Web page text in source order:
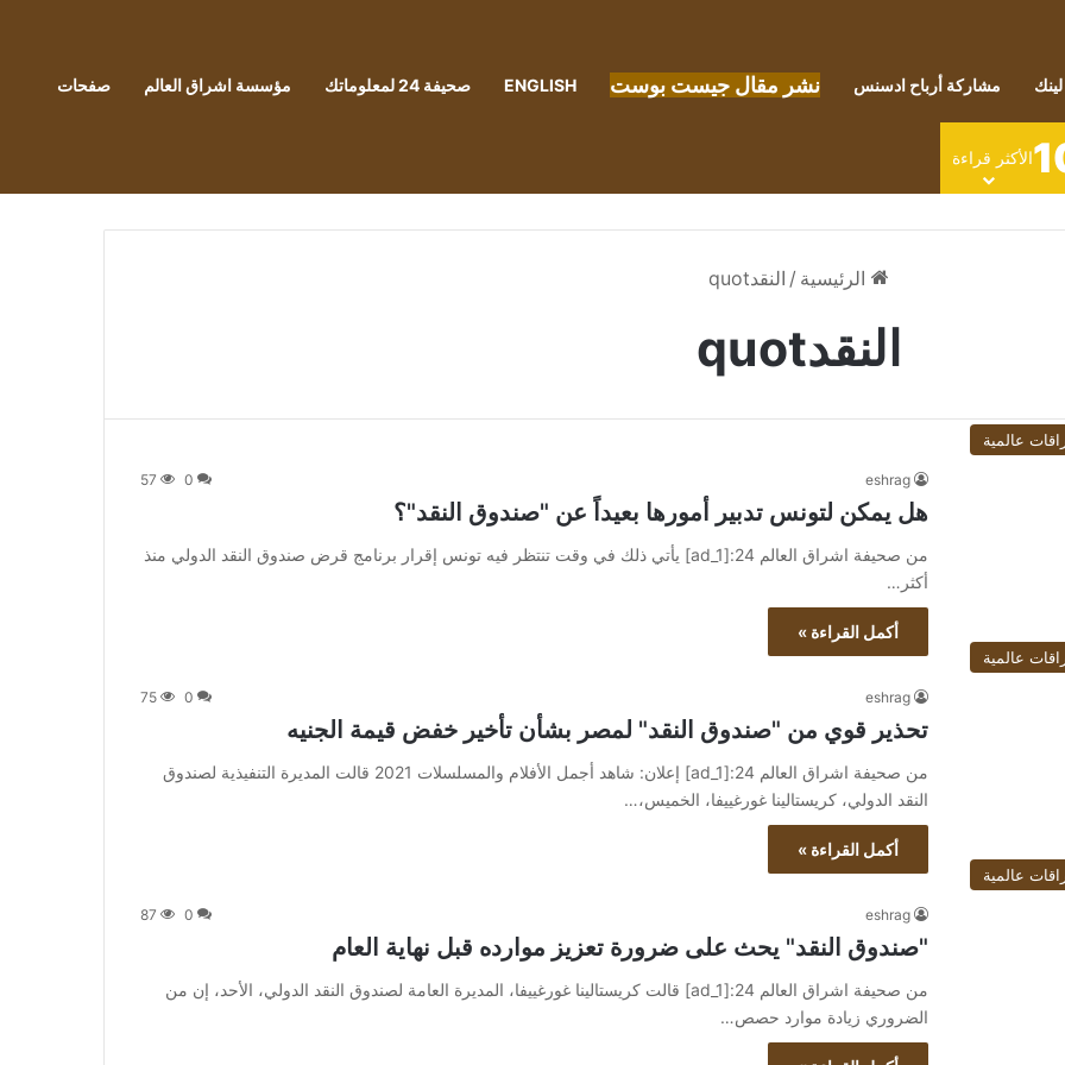
مشاركة أرباح ادسنس نشر مقال جيست بوست ENGLISH صحيفة 24 لمعلوماتك مؤسسة اشراق العالم صفحات
الأكثر قراءة
الرئيسية / النقدquot
النقدquot
عالمية
eshrag
0
57
هل يمكن لتونس تدبير أمورها بعيداً عن "صندوق النقد"؟
من صحيفة اشراق العالم 24:[ad_1] يأتي ذلك في وقت تنتظر فيه تونس إقرار برنامج قرض صندوق النقد الدولي منذ
أكثر…
أكمل القراءة »
عالمية
eshrag
0
75
تحذير قوي من "صندوق النقد" لمصر بشأن تأخير خفض قيمة الجنيه
من صحيفة اشراق العالم 24:[ad_1] إعلان: شاهد أجمل الأفلام والمسلسلات 2021 قالت المديرة التنفيذية لصندوق
النقد الدولي، كريستالينا غورغييفا، الخميس،…
أكمل القراءة »
عالمية
eshrag
0
87
"صندوق النقد" يحث على ضرورة تعزيز موارده قبل نهاية العام
من صحيفة اشراق العالم 24:[ad_1] قالت كريستالينا غورغييفا، المديرة العامة لصندوق النقد الدولي، الأحد، إن من
الضروري زيادة موارد حصص…